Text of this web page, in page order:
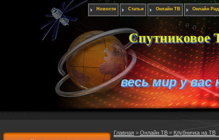
Новости Статьи Онлайн ТВ Онлайн
Спутниковое
весь мир у вас
Главная » Онлайн ТВ » Клубничка на ТВ